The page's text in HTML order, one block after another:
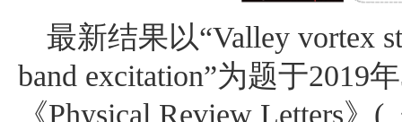
最新结果以“Valley vortex
band excitation”为题于2019年
《Physical Review Letters》 (